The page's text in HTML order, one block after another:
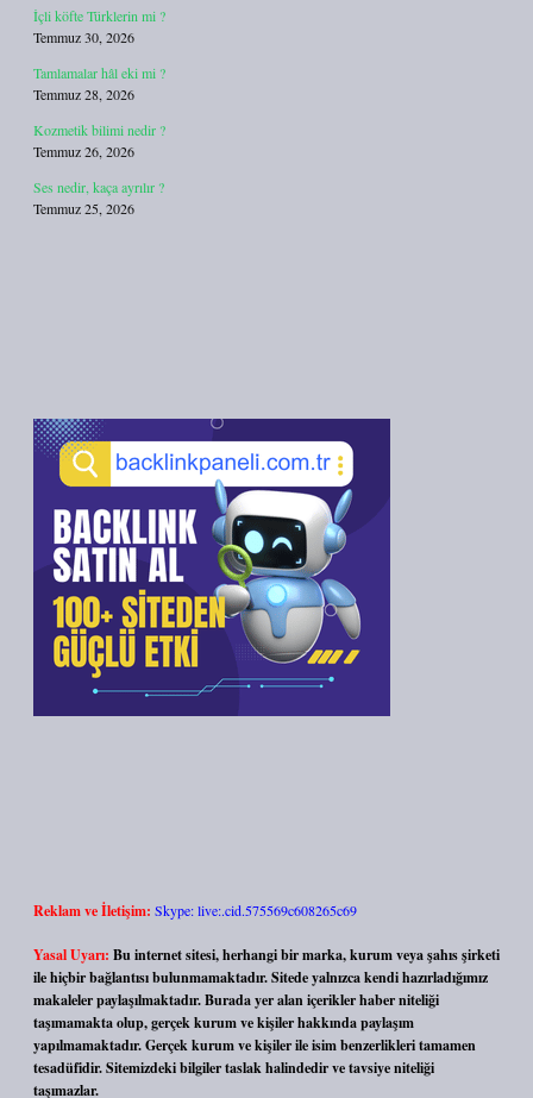
İçli köfte Türklerin mi ?
Temmuz 30, 2026
Tamlamalar hâl eki mi ?
Temmuz 28, 2026
Kozmetik bilimi nedir ?
Temmuz 26, 2026
Ses nedir, kaça ayrılır ?
Temmuz 25, 2026
Reklam ve İletişim: Skype: live:.cid.575569c608265c69
Yasal Uyarı: Bu internet sitesi, herhangi bir marka, kurum veya şahıs şirketi
ile hiçbir bağlantısı bulunmamaktadır. Sitede yalnızca kendi hazırladığımız
makaleler paylaşılmaktadır. Burada yer alan içerikler haber niteliği
taşımamakta olup, gerçek kurum ve kişiler hakkında paylaşım
yapılmamaktadır. Gerçek kurum ve kişiler ile isim benzerlikleri tamamen
tesadüfidir. Sitemizdeki bilgiler taslak halindedir ve tavsiye niteliği
taşımazlar.